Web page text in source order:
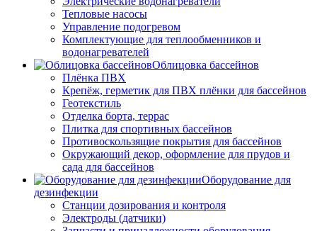
Тепловые насосы
Управление подогревом
Комплектующие для теплообменников и
водонагревателей
Облицовка бассейнов
Плёнка ПВХ
Крепёж, герметик для ПВХ плёнки для бассейнов
Геотекстиль
Отделка борта, террас
Плитка для спортивных бассейнов
Противоскользящие покрытия для бассейнов
Окружающий декор, оформление для прудов и
сада для бассейнов
Оборудование для
дезинфекции
Станции дозирования и контроля
Электроды (датчики)